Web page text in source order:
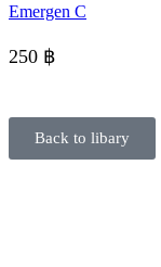
Emergen C
250 ฿
Back to libary